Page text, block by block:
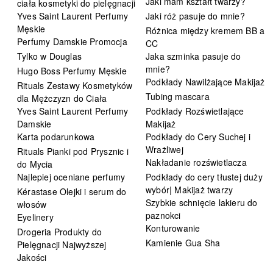
ciała kosmetyki do pielęgnacji
Yves Saint Laurent Perfumy
Męskie
Perfumy Damskie Promocja
Tylko w Douglas
Hugo Boss Perfumy Męskie
Rituals Zestawy Kosmetyków
dla Mężczyzn do Ciała
Yves Saint Laurent Perfumy
Damskie
Karta podarunkowa
Rituals Pianki pod Prysznic i
do Mycia
Najlepiej oceniane perfumy
Kérastase Olejki i serum do
włosów
Eyelinery
Drogeria Produkty do
Pielęgnacji Najwyższej
Jakości
Jaki róż pasuje do mnie?
Różnica między kremem BB a
CC
Jaka szminka pasuje do
mnie?
Podkłady Nawilżające Makijaż
Tubing mascara
Podkłady Rozświetlające
Makijaż
Podkłady do Cery Suchej i
Wrażliwej
Nakładanie rozświetlacza
Podkłady do cery tłustej duży
wybór| Makijaż twarzy
Szybkie schnięcie lakieru do
paznokci
Konturowanie
Kamienie Gua Sha